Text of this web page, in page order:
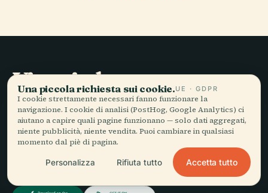
Viaggio lento,
raccontato bene.
RESTA AGGIORNATO
Iscriviti
Una piccola richiesta sui cookie.UE · GDPR
I cookie strettamente necessari fanno funzionare la
navigazione. I cookie di analisi (PostHog, Google Analytics) ci
aiutano a capire quali pagine funzionano — solo dati aggregati,
niente pubblicità, niente vendita. Puoi cambiare in qualsiasi
momento dal piè di pagina.
Personalizza Rifiuta tutto Accetta tutto